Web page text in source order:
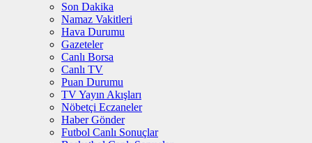
Son Dakika
Namaz Vakitleri
Hava Durumu
Gazeteler
Canlı Borsa
Canlı TV
Puan Durumu
TV Yayın Akışları
Nöbetçi Eczaneler
Haber Gönder
Futbol Canlı Sonuçlar